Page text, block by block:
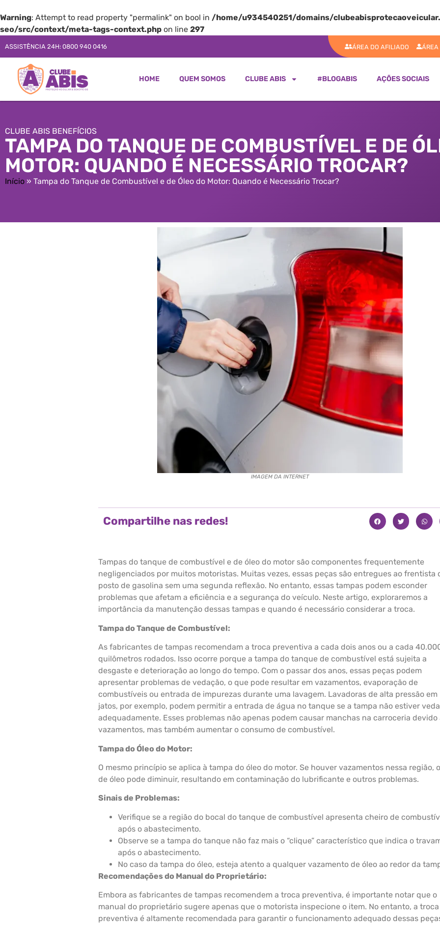
Warning: Attempt to read property "permalink" on bool in /home/u934540251/domains/
seo/src/context/meta-tags-context.php on line 297
ASSISTÊNCIA 24H: 0800 940 0416 ÁREA DO AFILIADO ÁREA
HOME QUEM SOMOS CLUBE ABIS #BLOGABIS AÇÕES SOCIAIS
CLUBE ABIS BENEFÍCIOS
TAMPA DO TANQUE DE COMBUSTÍVEL E DE
MOTOR: QUANDO É NECESSÁRIO TROCAR?
Início » Tampa do Tanque de Combustível e de Óleo do Motor: Quando é Necessário Trocar?
IMAGEM DA INTERNET
Compartilhe nas redes!
Tampas do tanque de combustível e de óleo do motor são componentes frequentemente
negligenciados por muitos motoristas. Muitas vezes, essas peças são entregues ao frentista
posto de gasolina sem uma segunda reflexão. No entanto, essas tampas podem esconder
problemas que afetam a eficiência e a segurança do veículo. Neste artigo, exploraremos a
importância da manutenção dessas tampas e quando é necessário considerar a troca.
Tampa do Tanque de Combustível:
As fabricantes de tampas recomendam a troca preventiva a cada dois anos ou a cada
quilômetros rodados. Isso ocorre porque a tampa do tanque de combustível está sujeita a
desgaste e deterioração ao longo do tempo. Com o passar dos anos, essas peças podem
apresentar problemas de vedação, o que pode resultar em vazamentos, evaporação de
combustíveis ou entrada de impurezas durante uma lavagem. Lavadoras de alta pressão
jatos, por exemplo, podem permitir a entrada de água no tanque se a tampa não estiver
adequadamente. Esses problemas não apenas podem causar manchas na carroceria devido
vazamentos, mas também aumentar o consumo de combustível.
Tampa do Óleo do Motor:
O mesmo princípio se aplica à tampa do óleo do motor. Se houver vazamentos nessa região,
de óleo pode diminuir, resultando em contaminação do lubrificante e outros problemas.
Sinais de Problemas:
Verifique se a região do bocal do tanque de combustível apresenta cheiro de
após o abastecimento.
Observe se a tampa do tanque não faz mais o “clique” característico que indica o
após o abastecimento.
No caso da tampa do óleo, esteja atento a qualquer vazamento de óleo ao redor da
Recomendações do Manual do Proprietário:
Embora as fabricantes de tampas recomendem a troca preventiva, é importante notar que o
manual do proprietário sugere apenas que o motorista inspecione o item. No entanto, a troca
preventiva é altamente recomendada para garantir o funcionamento adequado dessas